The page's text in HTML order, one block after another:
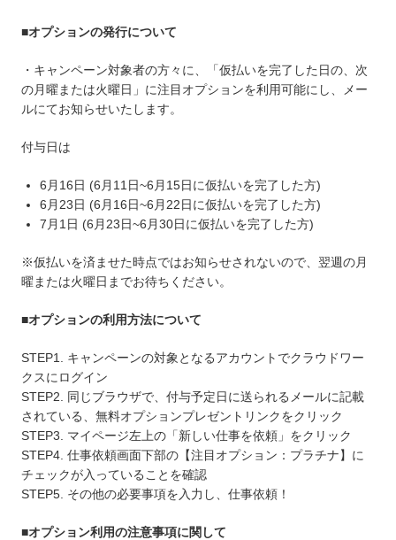
■オプションの発行について
・キャンペーン対象者の方々に、「仮払いを完了した日の、次
の月曜または火曜日」に注目オプションを利用可能にし、メー
ルにてお知らせいたします。
付与日は
6月16日 (6月11日~6月15日に仮払いを完了した方)
6月23日 (6月16日~6月22日に仮払いを完了した方)
7月1日 (6月23日~6月30日に仮払いを完了した方)
※仮払いを済ませた時点ではお知らせされないので、翌週の月
曜または火曜日までお待ちください。
■オプションの利用方法について
STEP1. キャンペーンの対象となるアカウントでクラウドワー
クスにログイン
STEP2. 同じブラウザで、付与予定日に送られるメールに記載
されている、無料オプションプレゼントリンクをクリック
STEP3. マイページ左上の「新しい仕事を依頼」をクリック
STEP4. 仕事依頼画面下部の【注目オプション：プラチナ】に
チェックが入っていることを確認
STEP5. その他の必要事項を入力し、仕事依頼！
■オプション利用の注意事項に関して